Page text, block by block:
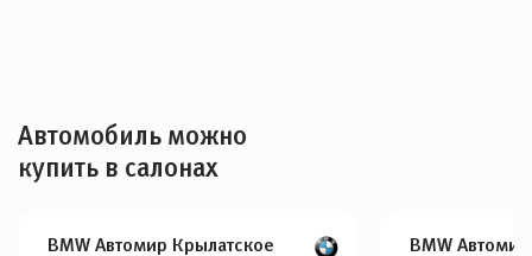
Автомобиль можно
купить в салонах
BMW Автомир Крылатское BMW